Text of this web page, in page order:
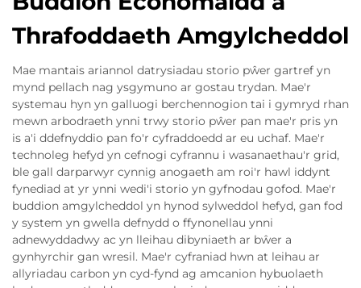
Thrafoddaeth Amgylcheddol
Mae mantais ariannol datrysiadau storio pŵer gartref yn
mynd pellach nag ysgymuno ar gostau trydan. Mae'r
systemau hyn yn galluogi berchennogion tai i gymryd rhan
mewn arbodraeth ynni trwy storio pŵer pan mae'r pris yn
is a'i ddefnyddio pan fo'r cyfraddoedd ar eu uchaf. Mae'r
technoleg hefyd yn cefnogi cyfrannu i wasanaethau'r grid,
ble gall darparwyr cynnig anogaeth am roi'r hawl iddynt
fynediad at yr ynni wedi'i storio yn gyfnodau gofod. Mae'r
buddion amgylcheddol yn hynod sylweddol hefyd, gan fod
y system yn gwella defnydd o ffynonellau ynni
adnewyddadwy ac yn lleihau dibyniaeth ar bŵer a
gynhyrchir gan wresil. Mae'r cyfraniad hwn at leihau ar
allyriadau carbon yn cyd-fynd ag amcanion hybuolaeth